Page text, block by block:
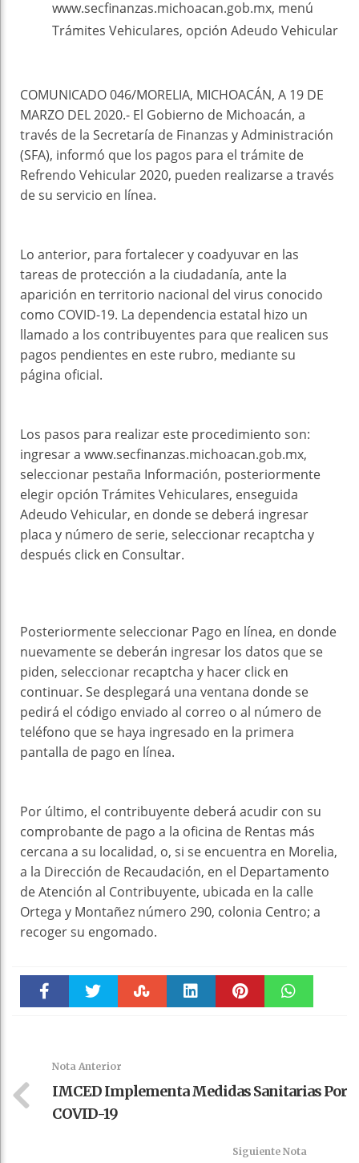
www.secfinanzas.michoacan.gob.mx, menú
Trámites Vehiculares, opción Adeudo Vehicular
COMUNICADO 046/MORELIA, MICHOACÁN, A 19 DE
MARZO DEL 2020.- El Gobierno de Michoacán, a
través de la Secretaría de Finanzas y Administración
(SFA), informó que los pagos para el trámite de
Refrendo Vehicular 2020, pueden realizarse a través
de su servicio en línea.
Lo anterior, para fortalecer y coadyuvar en las
tareas de protección a la ciudadanía, ante la
aparición en territorio nacional del virus conocido
como COVID-19. La dependencia estatal hizo un
llamado a los contribuyentes para que realicen sus
pagos pendientes en este rubro, mediante su
página oficial.
Los pasos para realizar este procedimiento son:
ingresar a www.secfinanzas.michoacan.gob.mx,
seleccionar pestaña Información, posteriormente
elegir opción Trámites Vehiculares, enseguida
Adeudo Vehicular, en donde se deberá ingresar
placa y número de serie, seleccionar recaptcha y
después click en Consultar.
Posteriormente seleccionar Pago en línea, en donde
nuevamente se deberán ingresar los datos que se
piden, seleccionar recaptcha y hacer click en
continuar. Se desplegará una ventana donde se
pedirá el código enviado al correo o al número de
teléfono que se haya ingresado en la primera
pantalla de pago en línea.
Por último, el contribuyente deberá acudir con su
comprobante de pago a la oficina de Rentas más
cercana a su localidad, o, si se encuentra en Morelia,
a la Dirección de Recaudación, en el Departamento
de Atención al Contribuyente, ubicada en la calle
Ortega y Montañez número 290, colonia Centro; a
recoger su engomado.
Nota Anterior
IMCED Implementa Medidas Sanitarias Por
COVID-19
Siguiente Nota